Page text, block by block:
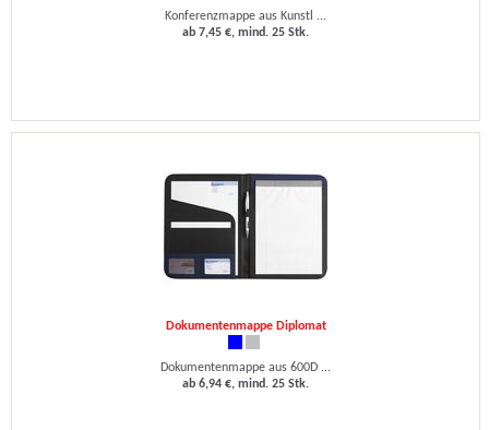
Konferenzmappe aus Kunstl ...
ab 7,45 €, mind. 25 Stk.
Dokumentenmappe Diplomat
Dokumentenmappe aus 600D ...
ab 6,94 €, mind. 25 Stk.